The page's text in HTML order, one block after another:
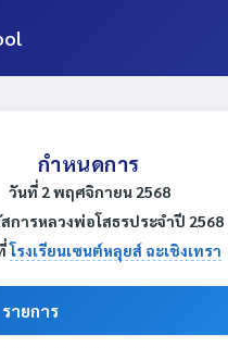
กำหนดการ
วันที่ 2 พฤศจิกายน 2568
การหลวงพ่อโสธรประจำปี 2568
โรงเรียนเซนต์หลุยส์ ฉะเชิงเทรา
รายการ